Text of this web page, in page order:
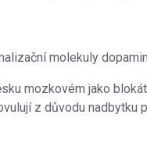
molekuly
mozkovém jako
z důvodu nadbytku